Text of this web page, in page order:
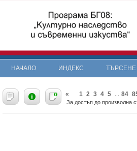
НАЧАЛО ИНДЕКС ТЪРСЕНЕ
« 1 2 3 4 5 84
За достъп до произволна